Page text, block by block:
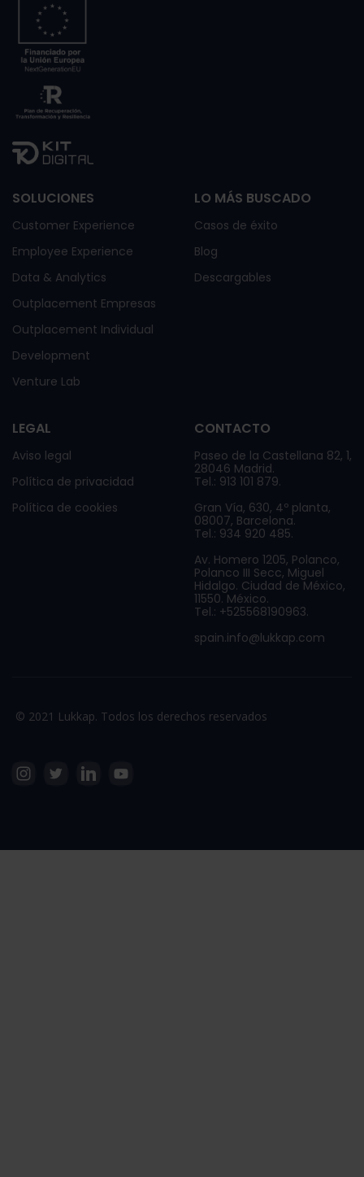
SOLUCIONES
Customer Experience
Employee Experience
Data & Analytics
Outplacement Empresas
Outplacement Individual
Development
Venture Lab
LO MÁS BUSCADO
Casos de éxito
Blog
Descargables
LEGAL
Aviso legal
Política de privacidad
Política de cookies
CONTACTO
Paseo de la Castellana 82, 1,
28046 Madrid.
Tel.: 913 101 879.
Gran Vía, 630, 4º planta,
08007, Barcelona.
Tel.: 934 920 485.
Av. Homero 1205, Polanco,
Polanco III Secc, Miguel
Hidalgo. Ciudad de México,
11550. México.
Tel.: +525568190963.
spain.info@lukkap.com
© 2021 Lukkap. Todos los derechos reservados